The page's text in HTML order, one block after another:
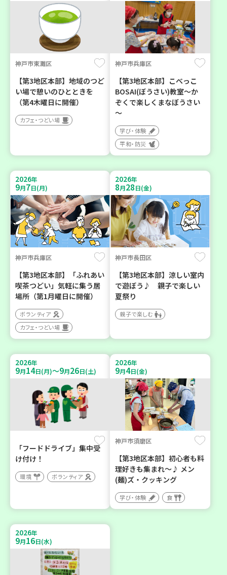
神戸市東灘区
【第3地区本部】地域のつど
い場で憩いのひとときを
（第4木曜日に開催）
カフェ・つどい場
神戸市兵庫区
【第3地区本部】こべっこ
BOSAI(ぼうさい)教室～か
ぞくで楽しくまなぼうさい
～
学び・体験
平和・防災
2026年
9月7日(月)
神戸市兵庫区
【第3地区本部】「ふれあい
喫茶つどい」気軽に集う居
場所（第1月曜日に開催）
ボランティア
カフェ・つどい場
2026年
8月28日(金)
神戸市長田区
【第3地区本部】涼しい室内
で遊ぼう♪ 親子で楽しい
夏祭り
親子で楽しむ
2026年
9月14日(月)～9月26日(土)
「フードドライブ」集中受
け付け！
環境 ボランティア
2026年
9月4日(金)
神戸市須磨区
【第3地区本部】初心者も料
理好きも集まれ～♪ メン
(麺)ズ・クッキング
学び・体験 食
2026年
9月16日(水)